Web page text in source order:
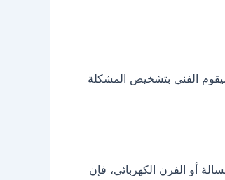
الفني بتشخيص المشكلة
أو الفرن الكهربائي، فإن